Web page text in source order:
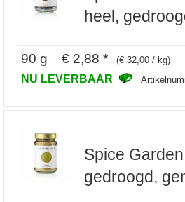
heel,
90 g € 2,88 * (€ 32,00 / kg)
NU LEVERBAAR
Spice
gedroogd,